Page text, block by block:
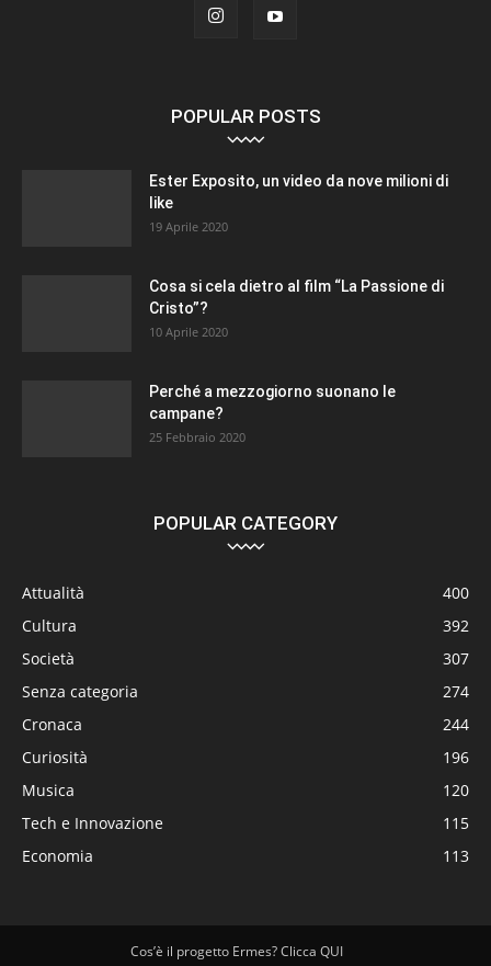
POPULAR POSTS
Ester Exposito, un video da nove milioni di
like
19 Aprile 2020
Cosa si cela dietro al film “La Passione di
Cristo”?
10 Aprile 2020
Perché a mezzogiorno suonano le
campane?
25 Febbraio 2020
POPULAR CATEGORY
Attualità
400
Cultura
392
Società
307
Senza categoria
274
Cronaca
244
Curiosità
196
Musica
120
Tech e Innovazione
115
Economia
113
Cos’è il progetto Ermes? Clicca QUI